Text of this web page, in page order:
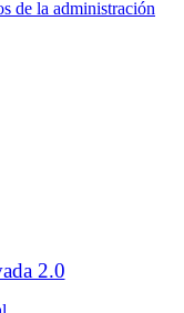
de la administración
2.0